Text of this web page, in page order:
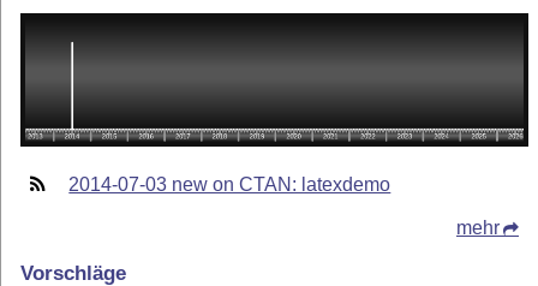
2014-07-03 new on CTAN: latexdemo
mehr
Vorschläge